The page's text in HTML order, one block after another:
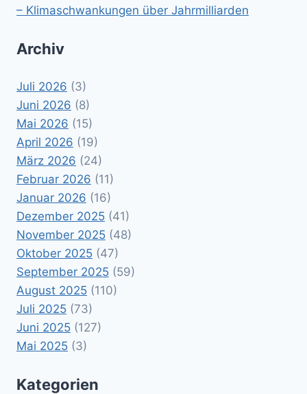
– Klimaschwankungen über Jahrmilliarden
Archiv
Juli 2026 (3)
Juni 2026 (8)
Mai 2026 (15)
April 2026 (19)
März 2026 (24)
Februar 2026 (11)
Januar 2026 (16)
Dezember 2025 (41)
November 2025 (48)
Oktober 2025 (47)
September 2025 (59)
August 2025 (110)
Juli 2025 (73)
Juni 2025 (127)
Mai 2025 (3)
Kategorien